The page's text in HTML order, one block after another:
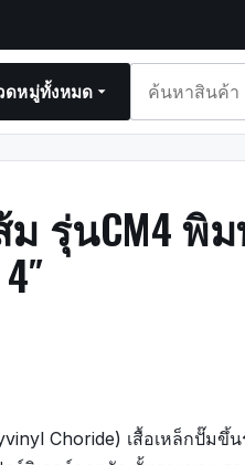
ดหมู่ทั้งหมด
และ
บทความ
ม รุ่นCM4 พิ
Choride) เสื้อเหล็กปั๊มขึ้